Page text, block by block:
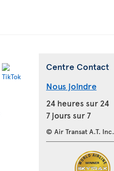
Centre Contact
Nous joindre
24 heures sur 24
7 jours sur 7
© Air Transat A.T. Inc.